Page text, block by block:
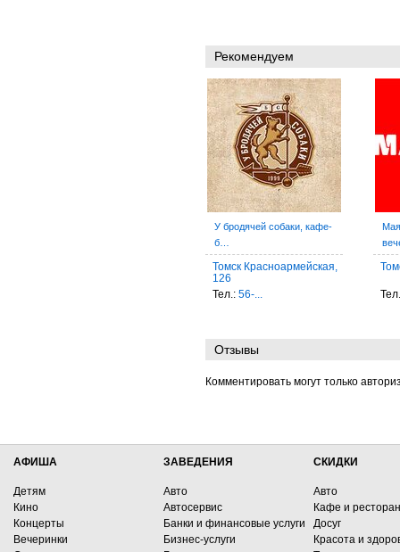
Рекомендуем
У бродячей собаки, кафе-
б…
Томск Красноармейская,
126
Тел.: 56-...
Отзывы
Комментировать могут только
АФИША
Детям
Кино
Концерты
Вечеринки
ЗАВЕДЕНИЯ
Авто
Автосервис
Банки и финансовые услуги
Бизнес-услуги
СКИДКИ
Авто
Кафе и
Досуг
Красота и